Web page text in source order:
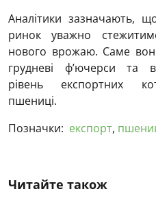
Аналітики зазначають,
ринок уважно
нового врожаю. Саме
грудневі ф’ючерси та
рівень експортних
пшениці.
Позначки: експорт,
Читайте також